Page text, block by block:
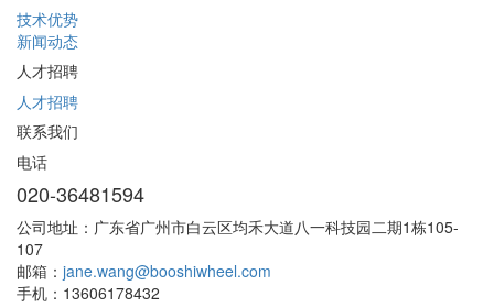
技术优势
新闻动态
人才招聘
人才招聘
联系我们
电话
020-36481594
公司地址：广东省广州市白云区均禾大道八一科技园二期1栋105-
107
邮箱： jane.wang@booshiwheel.com
手机：13606178432